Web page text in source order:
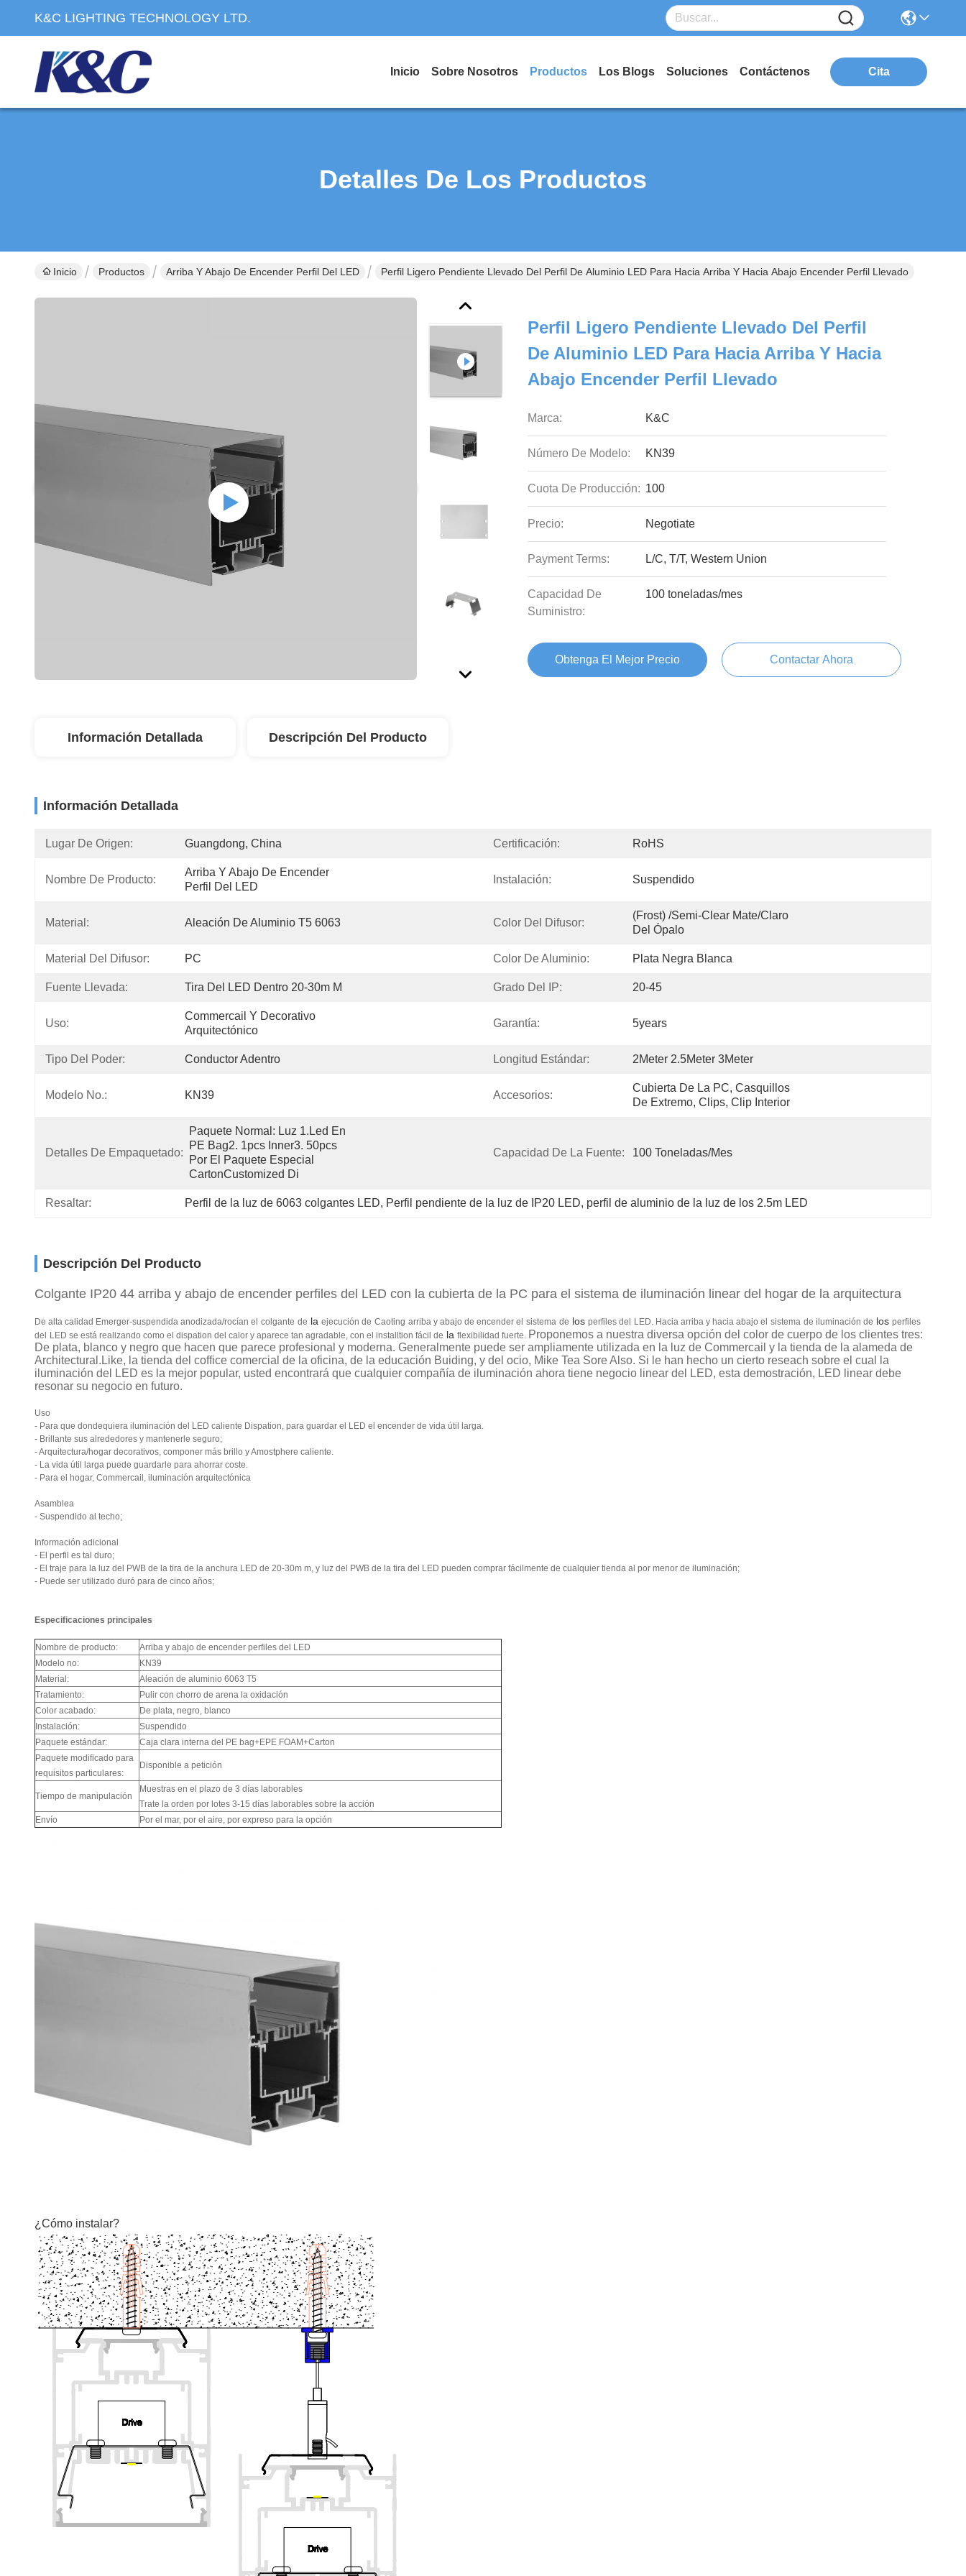
K&C LIGHTING TECHNOLOGY LTD.
Inicio Sobre Nosotros Productos Los Blogs Soluciones Contáctenos Cita
Detalles De Los Productos
Inicio Productos Arriba Y Abajo De Encender Perfil Del LED Perfil Ligero Pendiente Llevado Del Perfil De Aluminio LED Para Hacia Arriba Y Hacia Abajo Encender Perfil Llevado
Perfil Ligero Pendiente Llevado Del Perfil
De Aluminio LED Para Hacia Arriba Y Hacia
Abajo Encender Perfil Llevado
Marca: K&C
Número De Modelo: KN39
Cuota De Producción: 100
Precio: Negotiate
Payment Terms: L/C, T/T, Western Union
Capacidad De
Suministro:
100 toneladas/mes
Obtenga El Mejor Precio Contactar Ahora
Información Detallada Descripción Del Producto
Información Detallada
Lugar De Origen: Guangdong, China Certificación: RoHS
Nombre De Producto:
Arriba Y Abajo De Encender
Perfil Del LED
Instalación: Suspendido
Material: Aleación De Aluminio T5 6063 Color Del Difusor:
(Frost) /Semi-Clear Mate/claro
Del Ópalo
Material Del Difusor: PC Color De Aluminio: Plata Negra Blanca
Fuente Llevada: Tira Del LED Dentro 20-30m M Grado Del IP: 20-45
Uso:
Commercail Y Decorativo
Arquitectónico
Garantía: 5years
Tipo Del Poder: Conductor Adentro Longitud Estándar: 2Meter 2.5Meter 3Meter
Modelo No.: KN39 Accesorios:
Cubierta De La PC, Casquillos
De Extremo, Clips, Clip Interior
Detalles De Empaquetado:
Paquete Normal: Luz 1.led En
PE Bag2. 1pcs Inner3. 50pcs
Por El Paquete Especial
CartonCustomized Di
Capacidad De La Fuente: 100 Toneladas/mes
Resaltar: Perfil de la luz de 6063 colgantes LED, Perfil pendiente de la luz de IP20 LED, perfil de aluminio de la luz de los 2.5m LED
Descripción Del Producto
Colgante IP20 44 arriba y abajo de encender perfiles del LED con la cubierta de la PC para el sistema de iluminación linear del hogar de la arquitectura
De alta calidad Emerger-suspendida anodizada/rocían el colgante de la ejecución de Caoting arriba y abajo de encender el sistema de los perfiles del LED. Hacia arriba y hacia abajo el sistema de iluminación de los perfiles
del
LED se está realizando como el dispation del calor y aparece tan agradable, con el installtion fácil de la flexibilidad fuerte. Proponemos a nuestra diversa opción del color de cuerpo de los clientes tres:
De plata, blanco y negro que hacen que parece profesional y moderna. Generalmente puede ser ampliamente utilizada en la luz de Commercail y la tienda de la alameda de
Architectural.Like, la tienda del coffice comercial de la oficina, de la educación Buiding, y del ocio, Mike Tea Sore Also. Si le han hecho un cierto reseach sobre el cual la
iluminación del LED es la mejor popular, usted encontrará que cualquier compañía de iluminación ahora tiene negocio linear del LED, esta demostración, LED linear debe
resonar su negocio en futuro.
Uso
- Para que dondequiera iluminación del LED caliente Dispation, para guardar el LED el encender de vida útil larga.
- Brillante sus alrededores y mantenerle seguro;
- Arquitectura/hogar decorativos, componer más brillo y Amostphere caliente.
- La vida útil larga puede guardarle para ahorrar coste.
- Para el hogar, Commercail, iluminación arquitectónica
Asamblea
- Suspendido al techo;
Información adicional
- El perfil es tal duro;
- El traje para la luz del PWB de la tira de la anchura LED de 20-30m m, y luz del PWB de la tira del LED pueden comprar fácilmente de cualquier tienda al por menor de iluminación;
- Puede ser utilizado duró para de cinco años;
Especificaciones principales
Nombre de producto:
Arriba y abajo de encender perfiles del LED
Modelo no:
KN39
Material:
Aleación de aluminio 6063 T5
Tratamiento:
Pulir con chorro de arena la oxidación
Color acabado:
De plata, negro, blanco
Instalación:
Suspendido
Paquete estándar:
Caja clara interna del PE bag+EPE FOAM+Carton
Paquete modificado para
requisitos particulares:
Disponible a petición
Tiempo de manipulación
Muestras en el plazo de 3 días laborables
Trate la orden por lotes 3-15 días laborables sobre la acción
Envío
Por el mar, por el aire, por expreso para la opción
¿Cómo instalar?